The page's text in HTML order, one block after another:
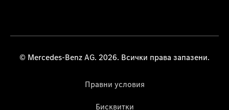
© Mercedes-Benz AG. 2026. Всички права запазени.
Правни условия
Бисквитки